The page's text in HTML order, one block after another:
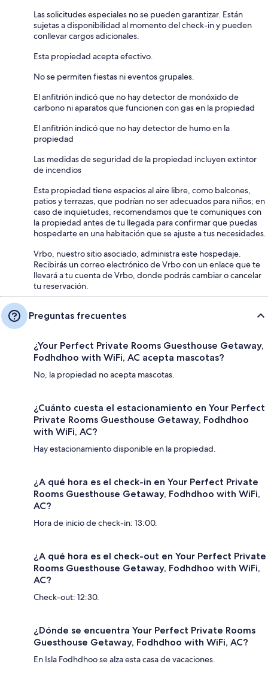
Las solicitudes especiales no se pueden garantizar. Están
sujetas a disponibilidad al momento del check-in y pueden
conllevar cargos adicionales.
Esta propiedad acepta efectivo.
No se permiten fiestas ni eventos grupales.
El anfitrión indicó que no hay detector de monóxido de
carbono ni aparatos que funcionen con gas en la propiedad
El anfitrión indicó que no hay detector de humo en la
propiedad
Las medidas de seguridad de la propiedad incluyen extintor
de incendios
Esta propiedad tiene espacios al aire libre, como balcones,
patios y terrazas, que podrían no ser adecuados para niños; en
caso de inquietudes, recomendamos que te comuniques con
la propiedad antes de tu llegada para confirmar que puedas
hospedarte en una habitación que se ajuste a tus necesidades.
Vrbo, nuestro sitio asociado, administra este hospedaje.
Recibirás un correo electrónico de Vrbo con un enlace que te
llevará a tu cuenta de Vrbo, donde podrás cambiar o cancelar
tu reservación.
Preguntas frecuentes
¿Your Perfect Private Rooms Guesthouse Getaway,
Fodhdhoo with WiFi, AC acepta mascotas?
No, la propiedad no acepta mascotas.
¿Cuánto cuesta el estacionamiento en Your Perfect
Private Rooms Guesthouse Getaway, Fodhdhoo
with WiFi, AC?
Hay estacionamiento disponible en la propiedad.
¿A qué hora es el check-in en Your Perfect Private
Rooms Guesthouse Getaway, Fodhdhoo with WiFi,
AC?
Hora de inicio de check-in: 13:00.
¿A qué hora es el check-out en Your Perfect Private
Rooms Guesthouse Getaway, Fodhdhoo with WiFi,
AC?
Check-out: 12:30.
¿Dónde se encuentra Your Perfect Private Rooms
Guesthouse Getaway, Fodhdhoo with WiFi, AC?
En Isla Fodhdhoo se alza esta casa de vacaciones.